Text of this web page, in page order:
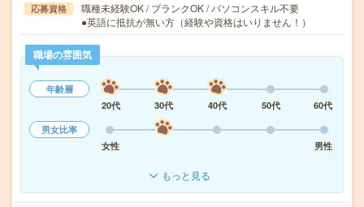
応募資格
職種未経験OK / ブランクOK / パソコンスキル不要
●英語に抵抗が無い方（経験や資格はいりません！）
職場の雰囲気
年齢層
20代
30代 40代 50代
60代
男女比率
女性
男性
もっと見る